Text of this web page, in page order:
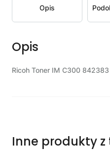
Opis
Opis
Ricoh Toner IM C300
Inne produkty z